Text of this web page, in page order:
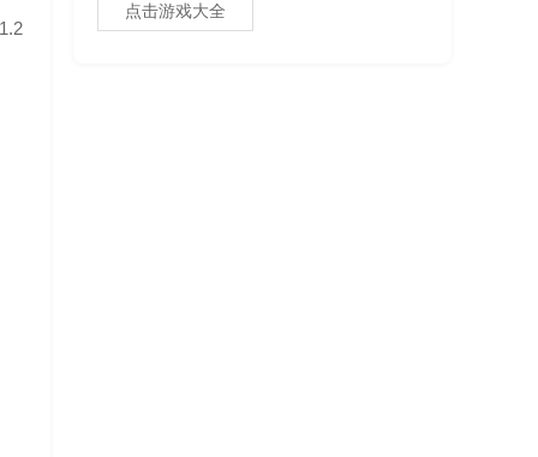
点击游戏大全